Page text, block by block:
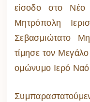
είσοδο στο
Μητρόπολη
Σεβασμιώτατο
τίμησε τον
ομώνυμο Ιερό